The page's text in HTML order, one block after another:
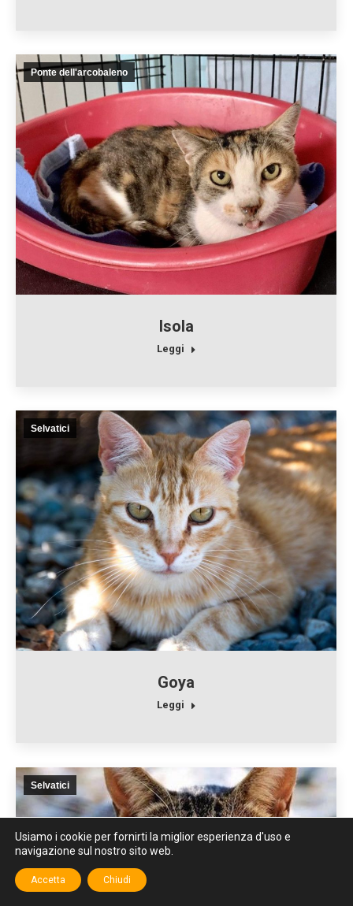
Ponte dell'arcobaleno
Isola
Leggi
Selvatici
Goya
Leggi
Selvatici
Usiamo i cookie per fornirti la miglior esperienza d'uso e
navigazione sul nostro sito web.
Accetta Chiudi